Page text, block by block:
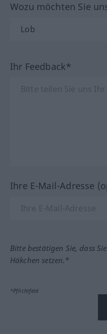
Wozu möchten Sie
Ihr Feedback*
Ihre E-Mail-Adresse
Bitte bestätigen Sie, dass
Häkchen setzen.*
*Pflichtfeld